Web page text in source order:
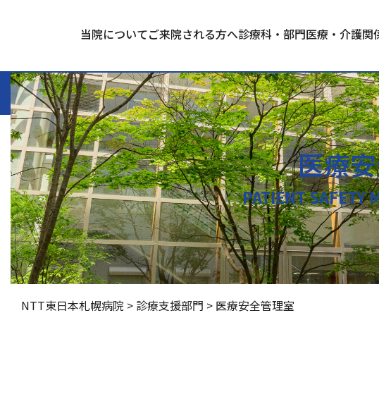
当院についてご来院される方へ診療科・部門医療・介護関
医療
PATIENT SAFETY
NTT東日本札幌病院 > 診療支援部門 > 医療安全管理室